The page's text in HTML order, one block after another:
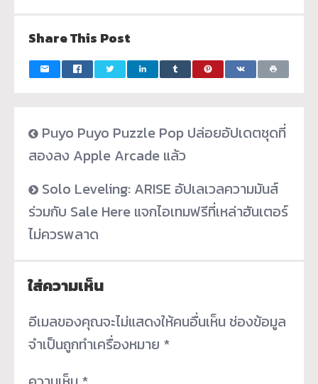
Share This Post
Puyo Puyo Puzzle Pop ปล่อยอัปเดตชุดที่
สองลง Apple Arcade แล้ว
Solo Leveling: ARISE อัปเลเวลความมันส์
ร่วมกับ Sale Here แจกไอเทมฟรีที่เหล่าฮันเตอร์
ไม่ควรพลาด
ใส่ความเห็น
อีเมลของคุณจะไม่แสดงให้คนอื่นเห็น ช่องข้อมูล
จำเป็นถูกทำเครื่องหมาย *